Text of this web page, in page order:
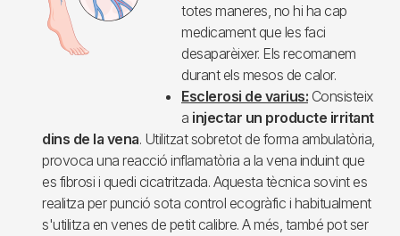
totes maneres, no hi ha cap
medicament que les faci
desaparèixer. Els recomanem
durant els mesos de calor.
Esclerosi de varius: Consisteix
a injectar un producte irritant
dins de la vena. Utilitzat sobretot de forma ambulatòria,
provoca una reacció inflamatòria a la vena induint que
es fibrosi i quedi cicatritzada. Aquesta tècnica sovint es
realitza per punció sota control ecogràfic i habitualment
s'utilitza en venes de petit calibre. A més, també pot ser